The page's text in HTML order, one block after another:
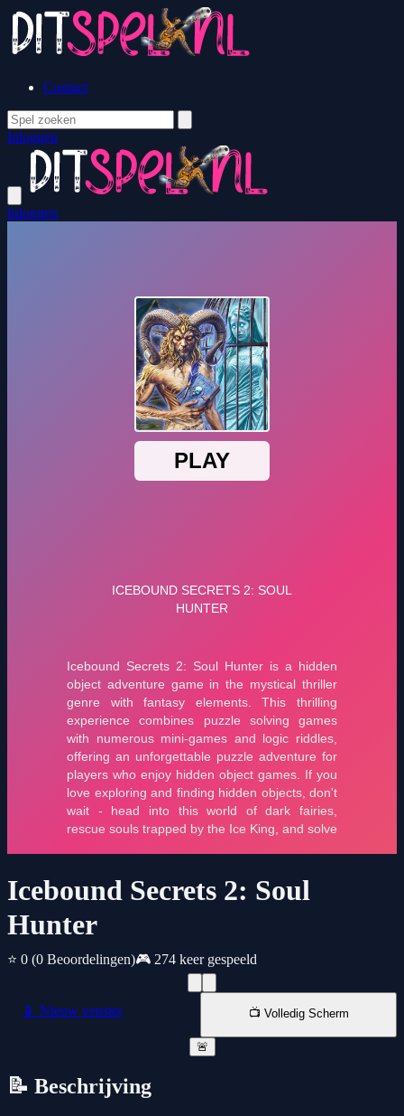
Contact
Inloggen
Inloggen
Icebound Secrets 2: Soul
Hunter
⭐ 0 (0 Beoordelingen)🎮 274 keer gespeeld
📱 Nieuw venster 📺 Volledig Scherm
🚨
📝 Beschrijving